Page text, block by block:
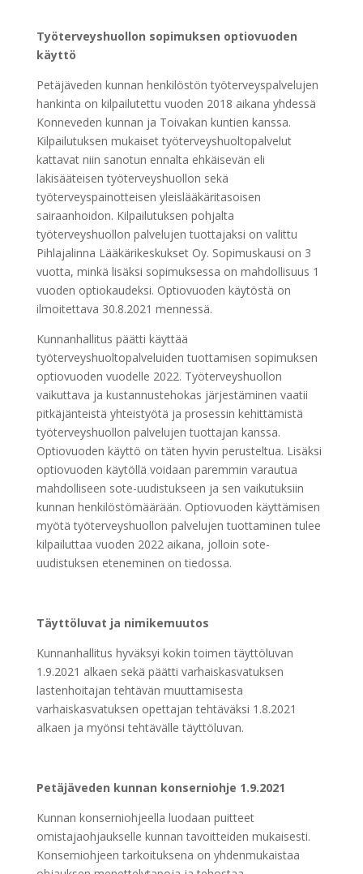
Työterveyshuollon sopimuksen optiovuoden
käyttö
Petäjäveden kunnan henkilöstön työterveyspalvelujen
hankinta on kilpailutettu vuoden 2018 aikana yhdessä
Konneveden kunnan ja Toivakan kuntien kanssa.
Kilpailutuksen mukaiset työterveyshuoltopalvelut
kattavat niin sanotun ennalta ehkäisevän eli
lakisääteisen työterveyshuollon sekä
työterveyspainotteisen yleislääkäritasoisen
sairaanhoidon. Kilpailutuksen pohjalta
työterveyshuollon palvelujen tuottajaksi on valittu
Pihlajalinna Lääkärikeskukset Oy. Sopimuskausi on 3
vuotta, minkä lisäksi sopimuksessa on mahdollisuus 1
vuoden optiokaudeksi. Optiovuoden käytöstä on
ilmoitettava 30.8.2021 mennessä.
Kunnanhallitus päätti käyttää
työterveyshuoltopalveluiden tuottamisen sopimuksen
optiovuoden vuodelle 2022. Työterveyshuollon
vaikuttava ja kustannustehokas järjestäminen vaatii
pitkäjänteistä yhteistyötä ja prosessin kehittämistä
työterveyshuollon palvelujen tuottajan kanssa.
Optiovuoden käyttö on täten hyvin perusteltua. Lisäksi
optiovuoden käytöllä voidaan paremmin varautua
mahdolliseen sote-uudistukseen ja sen vaikutuksiin
kunnan henkilöstömäärään. Optiovuoden käyttämisen
myötä työterveyshuollon palvelujen tuottaminen tulee
kilpailuttaa vuoden 2022 aikana, jolloin sote-
uudistuksen eteneminen on tiedossa.
Täyttöluvat ja nimikemuutos
Kunnanhallitus hyväksyi kokin toimen täyttöluvan
1.9.2021 alkaen sekä päätti varhaiskasvatuksen
lastenhoitajan tehtävän muuttamisesta
varhaiskasvatuksen opettajan tehtäväksi 1.8.2021
alkaen ja myönsi tehtävälle täyttöluvan.
Petäjäveden kunnan konserniohje 1.9.2021
Kunnan konserniohjeella luodaan puitteet
omistajaohjaukselle kunnan tavoitteiden mukaisesti.
Konserniohjeen tarkoituksena on yhdenmukaistaa